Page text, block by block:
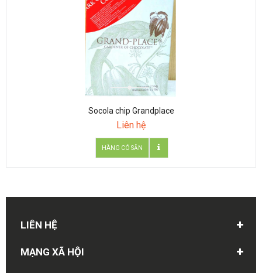
Socola chip Grandplace
Liên hệ
LIÊN HỆ
MẠNG XÃ HỘI